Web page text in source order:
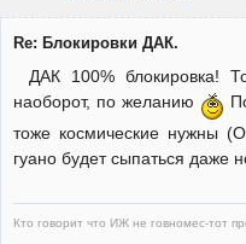
Re: Блокировки ДАК.
ДАК 100% блокировка!
наоборот, по желанию
тоже космические нужны
гуано будет сыпаться даже
Кто говорит что ИЖ не говномес-тот